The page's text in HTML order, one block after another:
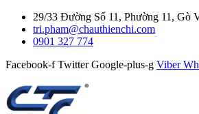
29/33 Đường Số 11, Phường 11, Gò
tri.pham@chauthienchi.com
0901 327 774
Facebook-f Twitter Google-plus-g Viber